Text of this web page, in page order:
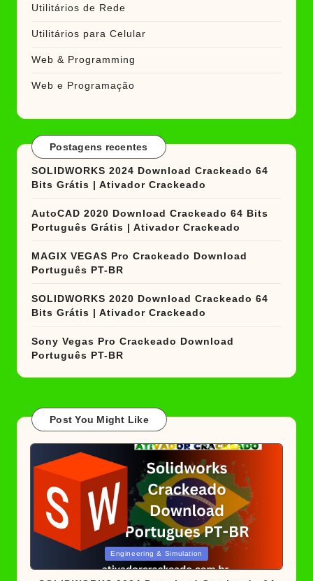
Utilitários de Rede
Utilitários para Celular
Web & Programming
Web e Programação
Postagens recentes
SOLIDWORKS 2024 Download Crackeado 64
Bits Grátis | Ativador Crackeado
AutoCAD 2020 Download Crackeado 64 Bits
Português Grátis | Ativador Crackeado
MAGIX VEGAS Pro Crackeado Download
Português PT-BR
SOLIDWORKS 2020 Download Crackeado 64
Bits Grátis | Ativador Crackeado
Sony Vegas Pro Crackeado Download
Português PT-BR
Post You Might Like
in
Engineering & Simulation